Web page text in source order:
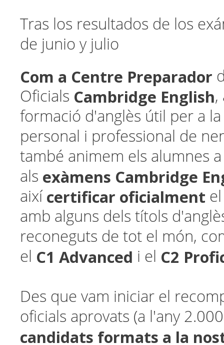
Tras los resultados de los
de junio y julio
Com a Centre Preparador
Oficials Cambridge English,
formació d'anglès útil per a
personal i professional de
també animem els alumnes
als exàmens Cambridge
així certificar oficialment
amb alguns dels títols
reconeguts de tot el món,
el C1 Advanced i el C2
Des que vam iniciar el
oficials aprovats (a l'any
candidats formats a la